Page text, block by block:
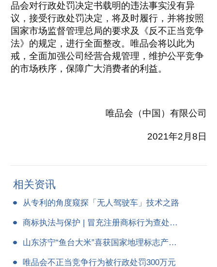
品会对行政处罚决定书载明的违法事实没有异
议，接受行政处罚决定，将及时履行，并将按照
国家市场监督管理总局的要求及《反不正当竞争
法》的规定，进行全面整改。唯品会将以此为
戒，全面加强公司经营合规管理，维护公平竞争
的市场秩序，保障广大消费者的利益。
唯品会（中国）有限公司
2021年2月8日
相关资讯
从专利的角度窥探「无人驾驶车」技术之路
商标执法与保护 | 冒充注册商标行为查处要点
山东济宁“鱼台大米”喜获国家地理标志产品保护
唯品会不正当竞争行为被行政处罚300万元